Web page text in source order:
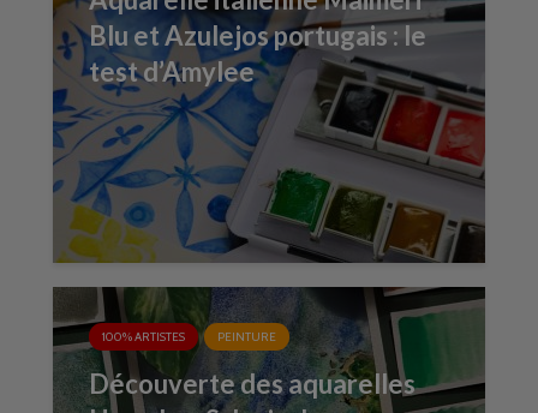
Blu et Azulejos portugais : le
test d’Amylee
100% ARTISTES PEINTURE
Découverte des aquarelles